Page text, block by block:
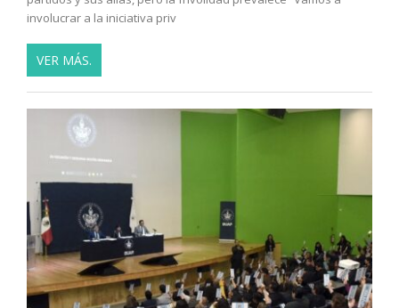
involucrar a la iniciativa priv
VER MÁS.